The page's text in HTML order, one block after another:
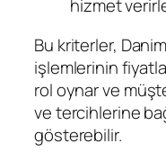
hizmet
Bu kriterler,
işlemlerinin
rol oynar ve
ve tercihlerine
gösterebilir.